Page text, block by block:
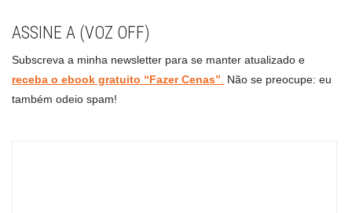
ASSINE A (VOZ OFF)
Subscreva a minha newsletter para se manter atualizado e
receba o ebook gratuito “Fazer Cenas”. Não se preocupe: eu
também odeio spam!